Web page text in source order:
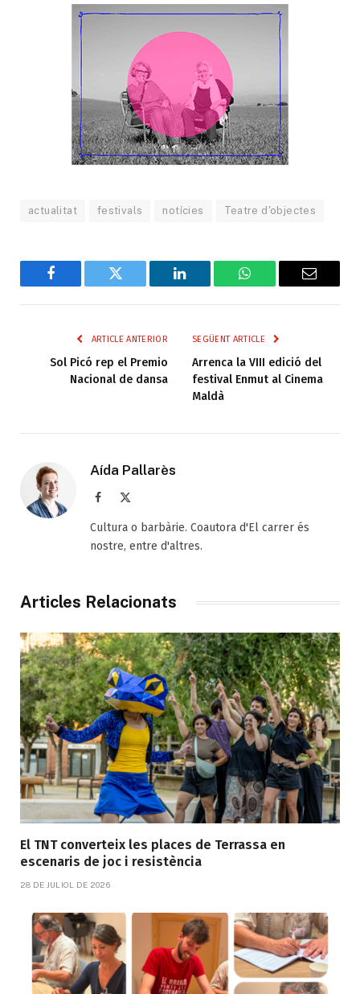
actualitat festivals notícies Teatre d'objectes
Facebook Twitter LinkedIn WhatsAppEmail
ARTICLE ANTERIOR
Sol Picó rep el Premio
Nacional de dansa
SEGÜENT ARTICLE
Arrenca la VIII edició del
festival Enmut al Cinema
Maldà
Aída Pallarès
Facebook
Cultura o barbàrie. Coautora d'El carrer és
nostre, entre d'altres.
Articles Relacionats
El TNT converteix les places de Terrassa en
escenaris de joc i resistència
28 DE JULIOL DE 2026